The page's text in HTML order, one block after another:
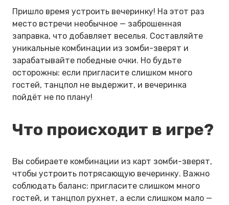
Пришло время устроить вечеринку! На этот раз
место встречи необычное — заброшенная
заправка, что добавляет веселья. Составляйте
уникальные комбинации из зомби-зверят и
зарабатывайте победные очки. Но будьте
осторожны: если пригласите слишком много
гостей, танцпол не выдержит, и вечеринка
пойдёт не по плану!
Что происходит в игре?
Вы собираете комбинации из карт зомби-зверят,
чтобы устроить потрясающую вечеринку. Важно
соблюдать баланс: пригласите слишком много
гостей, и танцпол рухнет, а если слишком мало —